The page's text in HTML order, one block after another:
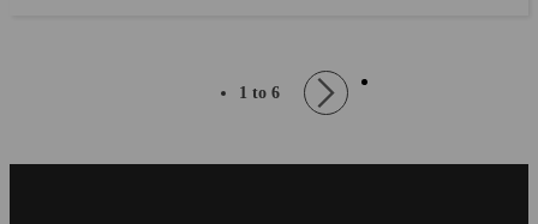
Pagination
1 to 6 Next
page